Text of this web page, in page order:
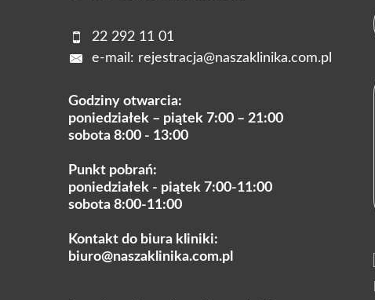
22 292 11 01
e-mail: rejestracja@naszaklinika.com.pl
Godziny otwarcia:
poniedziałek – piątek 7:00 – 21:00
sobota 8:00 - 13:00
Punkt pobrań:
poniedziałek - piątek 7:00-11:00
sobota 8:00-11:00
Kontakt do biura kliniki:
biuro@naszaklinika.com.pl